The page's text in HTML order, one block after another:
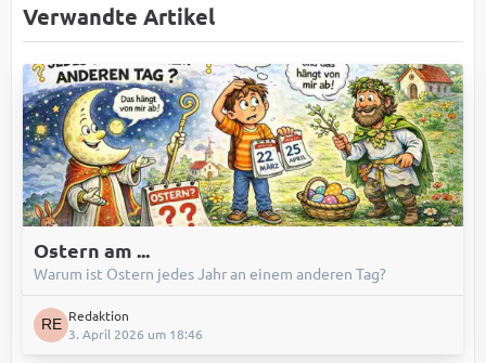
Verwandte Artikel
Ostern am ...
Warum ist Ostern jedes Jahr an einem anderen Tag?
Redaktion
3. April 2026 um 18:46